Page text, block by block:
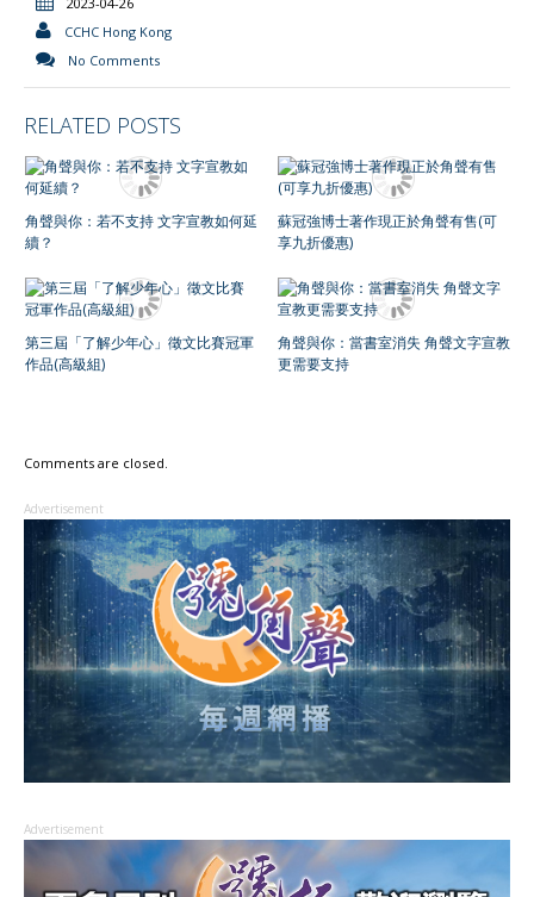
CCHC Hong Kong
No Comments
RELATED POSTS
角聲與你：若不支持 文字宣教如何延
續？
蘇冠強博士著作現正於角聲有售(可
享九折優惠)
第三屆「了解少年心」徵文比賽冠軍
作品(高級組)
角聲與你：當書室消失 角聲文字宣教
更需要支持
Comments are closed.
Advertisement
Advertisement